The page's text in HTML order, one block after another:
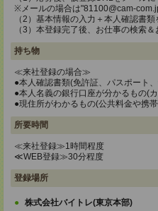
※メールの場合は"81100@cam-
（2）基本情報の入力＋本人確認書
（3）本登録完了後、お仕事の検索＆
持ち物
≪来社登録の場合≫
●本人確認書類(免許証、パスポート
●本人名義の銀行口座が分かるもの(
●現住所がわかるもの(公共料金や携
所要時間
≪来社登録≫1時間程度
≪WEB登録≫30分程度
登録場所
株式会社バイトレ(東京本部)